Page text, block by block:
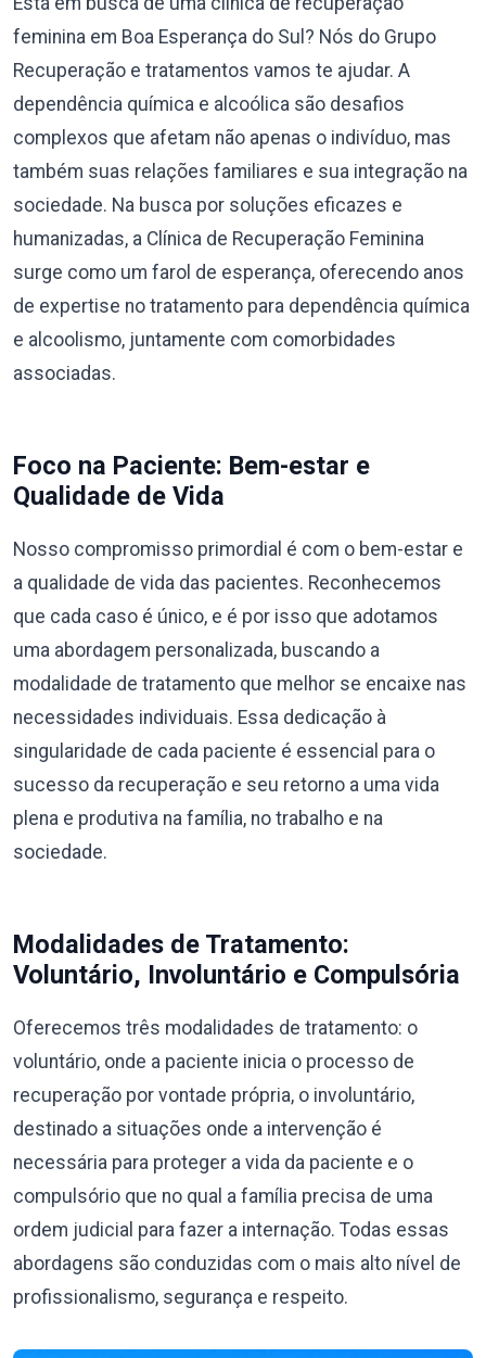
feminina em Boa Esperança do Sul? Nós do Grupo
Recuperação e tratamentos vamos te ajudar. A
dependência química e alcoólica são desafios
complexos que afetam não apenas o indivíduo, mas
também suas relações familiares e sua integração na
sociedade. Na busca por soluções eficazes e
humanizadas, a Clínica de Recuperação Feminina
surge como um farol de esperança, oferecendo anos
de expertise no tratamento para dependência química
e alcoolismo, juntamente com comorbidades
associadas.
Foco na Paciente: Bem-estar e
Qualidade de Vida
Nosso compromisso primordial é com o bem-estar e
a qualidade de vida das pacientes. Reconhecemos
que cada caso é único, e é por isso que adotamos
uma abordagem personalizada, buscando a
modalidade de tratamento que melhor se encaixe nas
necessidades individuais. Essa dedicação à
singularidade de cada paciente é essencial para o
sucesso da recuperação e seu retorno a uma vida
plena e produtiva na família, no trabalho e na
sociedade.
Modalidades de Tratamento:
Voluntário, Involuntário e Compulsória
Oferecemos três modalidades de tratamento: o
voluntário, onde a paciente inicia o processo de
recuperação por vontade própria, o involuntário,
destinado a situações onde a intervenção é
necessária para proteger a vida da paciente e o
compulsório que no qual a família precisa de uma
ordem judicial para fazer a internação. Todas essas
abordagens são conduzidas com o mais alto nível de
profissionalismo, segurança e respeito.